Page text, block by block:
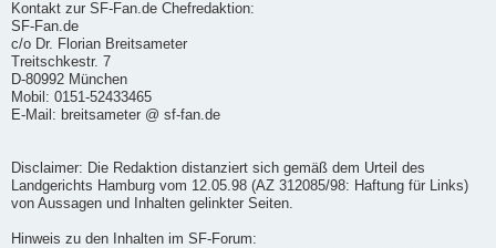
Kontakt zur SF-Fan.de Chefredaktion:
SF-Fan.de
c/o Dr. Florian Breitsameter
Treitschkestr. 7
D-80992 München
Mobil: 0151-52433465
E-Mail: breitsameter @ sf-fan.de
Disclaimer: Die Redaktion distanziert sich gemäß dem Urteil des
Landgerichts Hamburg vom 12.05.98 (AZ 312085/98: Haftung für Links)
von Aussagen und Inhalten gelinkter Seiten.
Hinweis zu den Inhalten im SF-Forum: